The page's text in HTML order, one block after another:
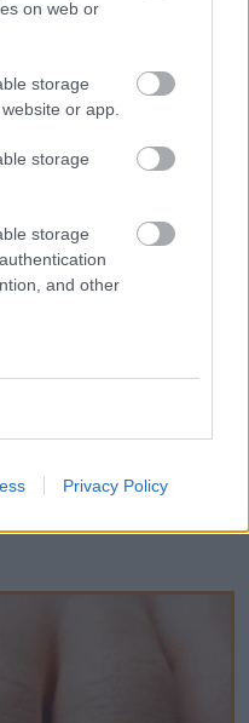
on web or
storage
or app.
storage
storage
and other
Privacy Policy